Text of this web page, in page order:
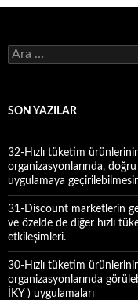
A
r
a
SON YAZILAR
32-Hızlı tüketim
organizasyonlarında,
uygulamaya
31-Discount marketlerin
ve özelde de diğer hızlı
etkileşimleri.
30-Hızlı tüketim
organizasyonlarında
İKY ) uygulamaları